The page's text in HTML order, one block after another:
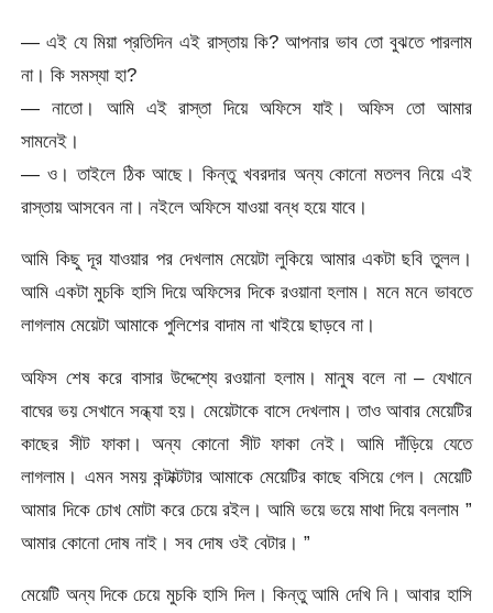
— এই যে মিয়া প্রতিদিন এই রাস্তায় কি? আপনার ভাব তো বুঝতে পারলাম
না। কি সমস্যা হা?
— নাতো। আমি এই রাস্তা দিয়ে অফিসে যাই। অফিস তো আমার
সামনেই।
— ও। তাইলে ঠিক আছে। কিন্তু খবরদার অন্য কোনো মতলব নিয়ে এই
রাস্তায় আসবেন না। নইলে অফিসে যাওয়া বন্ধ হয়ে যাবে।
আমি কিছু দূর যাওয়ার পর দেখলাম মেয়েটা লুকিয়ে আমার একটা ছবি তুলল।
আমি একটা মুচকি হাসি দিয়ে অফিসের দিকে রওয়ানা হলাম। মনে মনে ভাবতে
লাগলাম মেয়েটা আমাকে পুলিশের বাদাম না খাইয়ে ছাড়বে না।
অফিস শেষ করে বাসার উদ্দেশ্যে রওয়ানা হলাম। মানুষ বলে না – যেখানে
বাঘের ভয় সেখানে সন্ধ্যা হয়। মেয়েটাকে বাসে দেখলাম। তাও আবার মেয়েটির
কাছের সীট ফাকা। অন্য কোনো সীট ফাকা নেই। আমি দাঁড়িয়ে যেতে
লাগলাম। এমন সময় কন্টাক্টটার আমাকে মেয়েটির কাছে বসিয়ে গেল। মেয়েটি
আমার দিকে চোখ মোটা করে চেয়ে রইল। আমি ভয়ে ভয়ে মাথা দিয়ে বললাম ”
আমার কোনো দোষ নাই। সব দোষ ওই বেটার। ”
মেয়েটি অন্য দিকে চেয়ে মুচকি হাসি দিল। কিন্তু আমি দেখি নি। আবার হাসি